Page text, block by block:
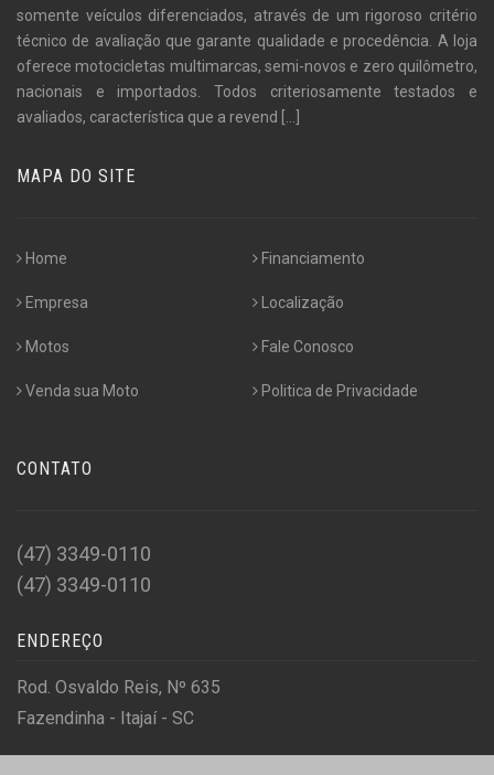
somente veículos diferenciados, através de um rigoroso critério
técnico de avaliação que garante qualidade e procedência. A loja
oferece motocicletas multimarcas, semi-novos e zero quilômetro,
nacionais e importados. Todos criteriosamente testados e
avaliados, característica que a revend [...]
MAPA DO SITE
Home
Empresa
Motos
Venda sua Moto
Financiamento
Localização
Fale Conosco
Politica de Privacidade
CONTATO
(47) 3349-0110
(47) 3349-0110
ENDEREÇO
Rod. Osvaldo Reis, Nº 635
Fazendinha - Itajaí - SC